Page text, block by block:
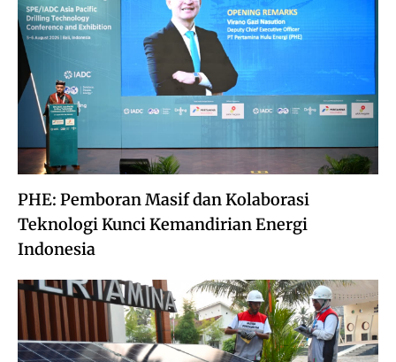
PHE: Pemboran Masif dan Kolaborasi
Teknologi Kunci Kemandirian Energi
Indonesia